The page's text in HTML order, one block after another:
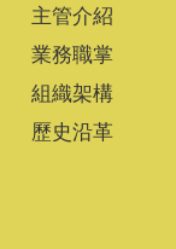
主管介紹
業務職掌
組織架構
歷史沿革